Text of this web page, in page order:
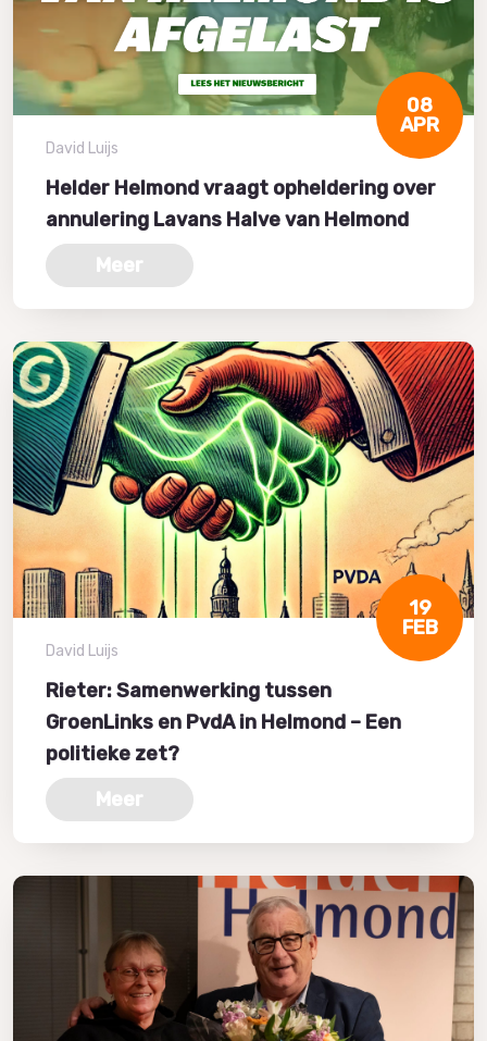
08
APR
David Luijs
Helder Helmond vraagt opheldering over
annulering Lavans Halve van Helmond
Meer
19
FEB
David Luijs
Rieter: Samenwerking tussen
GroenLinks en PvdA in Helmond – Een
politieke zet?
Meer